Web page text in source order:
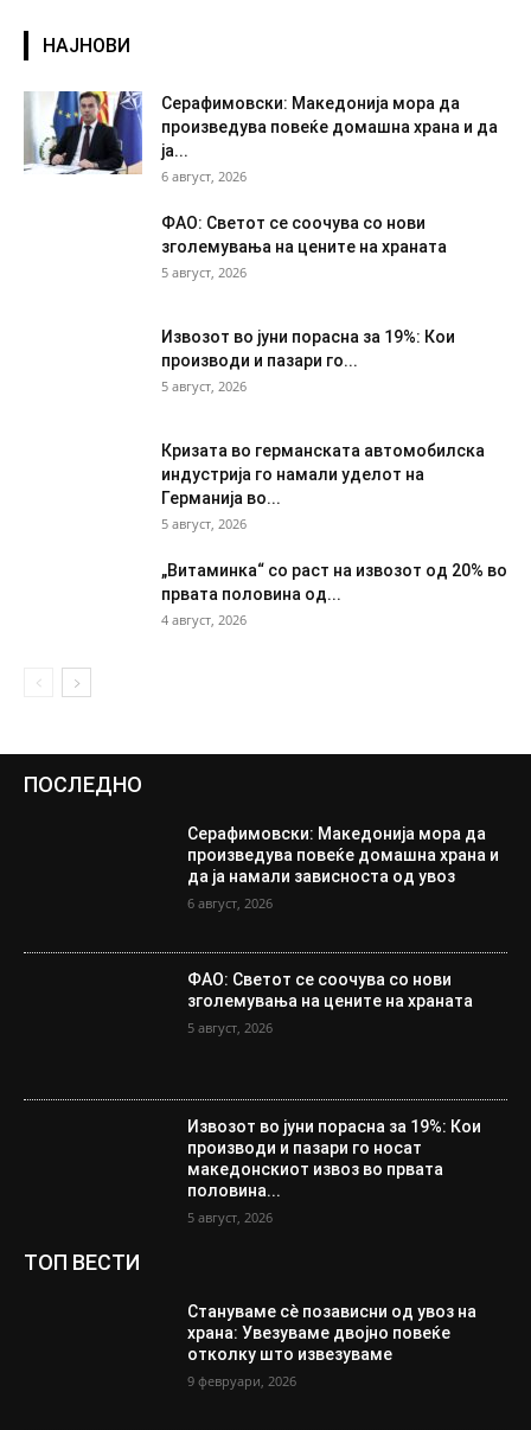
НАЈНОВИ
Серафимовски: Македонија мора да
произведува повеќе домашна храна и да
ја...
6 август, 2026
ФАО: Светот се соочува со нови
зголемувања на цените на храната
5 август, 2026
Извозот во јуни порасна за 19%: Кои
производи и пазари го...
5 август, 2026
Кризата во германската автомобилска
индустрија го намали уделот на
Германија во...
5 август, 2026
„Витаминка“ со раст на извозот од 20% во
првата половина од...
4 август, 2026
ПОСЛЕДНО
Серафимовски: Македонија мора да
произведува повеќе домашна храна и
да ја намали зависноста од увоз
6 август, 2026
ФАО: Светот се соочува со нови
зголемувања на цените на храната
5 август, 2026
Извозот во јуни порасна за 19%: Кои
производи и пазари го носат
македонскиот извоз во првата
половина...
5 август, 2026
ТОП ВЕСТИ
Стануваме сè позависни од увоз на
храна: Увезуваме двојно повеќе
отколку што извезуваме
9 февруари, 2026